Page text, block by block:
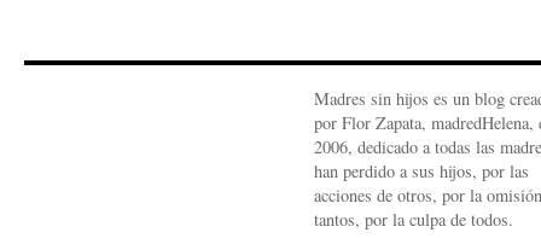
Madres sin hijos es un blog
por Flor Zapata, madredHelena,
2006, dedicado a todas las
han perdido a sus hijos, por las
acciones de otros, por la
tantos, por la culpa de todos.